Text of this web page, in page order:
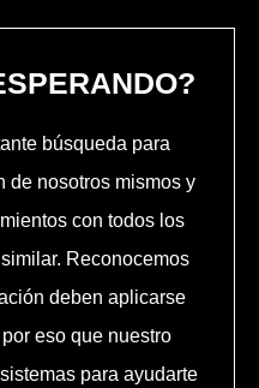
búsqueda para
de nosotros mismos y
con todos los
Reconocemos
deben aplicarse
eso que nuestro
para ayudarte